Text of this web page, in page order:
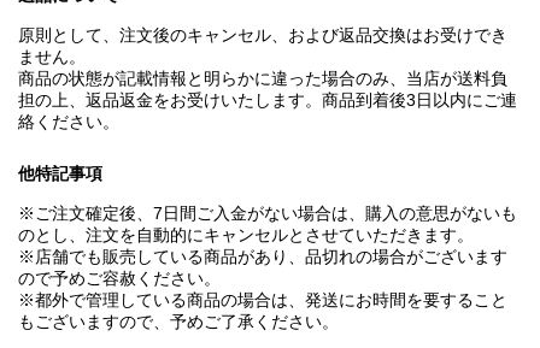
原則として、注文後のキャンセル、および返品交換はお受けでき
ません。
商品の状態が記載情報と明らかに違った場合のみ、当店が送料負
担の上、返品返金をお受けいたします。商品到着後3日以内にご連
絡ください。
他特記事項
※ご注文確定後、7日間ご入金がない場合は、購入の意思がないも
のとし、注文を自動的にキャンセルとさせていただきます。
※店舗でも販売している商品があり、品切れの場合がございます
ので予めご容赦ください。
※都外で管理している商品の場合は、発送にお時間を要すること
もございますので、予めご了承ください。